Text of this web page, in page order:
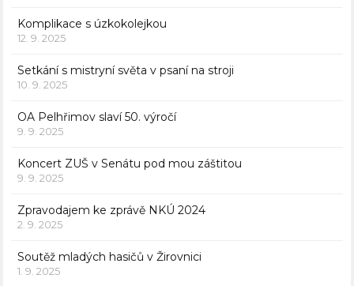
Komplikace s úzkokolejkou
12. 9. 2025
Setkání s mistryní světa v psaní na stroji
10. 9. 2025
OA Pelhřimov slaví 50. výročí
9. 9. 2025
Koncert ZUŠ v Senátu pod mou záštitou
9. 9. 2025
Zpravodajem ke zprávě NKÚ 2024
2. 9. 2025
Soutěž mladých hasičů v Žirovnici
1. 9. 2025